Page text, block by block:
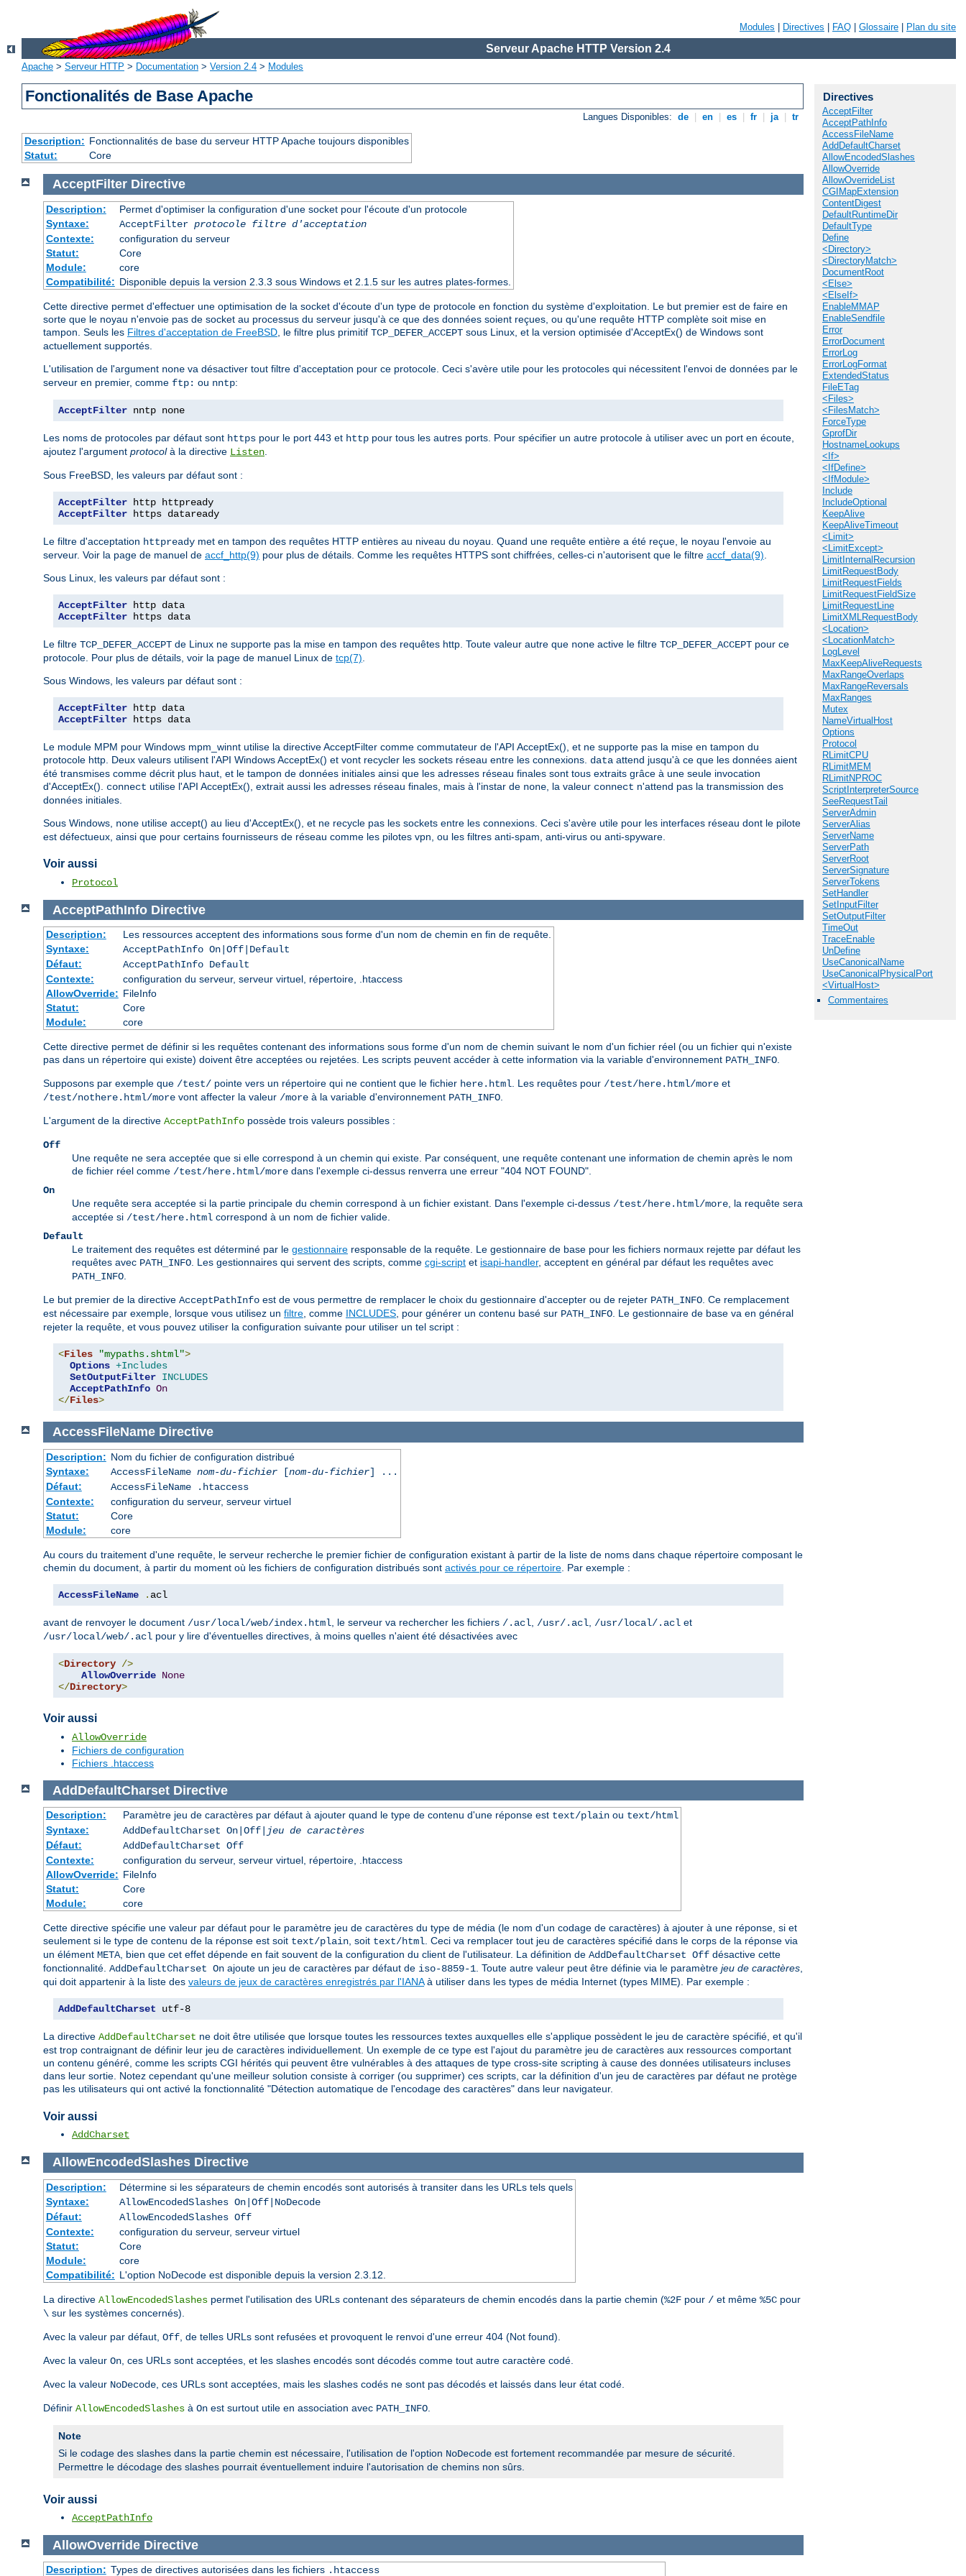
Modules Directives FAQ Glossaire Plan du site
Serveur Apache HTTP Version 2.4
Apache > Serveur HTTP > Documentation > Version 2.4 > Modules
Fonctionalités de Base Apache
Langues Disponibles: de en es fr ja tr
Description: Fonctionnalités de base du serveur HTTP Apache toujours disponibles
Statut:
Core
Directives
AcceptFilter
AcceptPathInfo
AccessFileName
AddDefaultCharset
AllowEncodedSlashes
AllowOverride
AllowOverrideList
CGIMapExtension
ContentDigest
DefaultRuntimeDir
DefaultType
Define
<Directory>
<DirectoryMatch>
DocumentRoot
<Else>
<ElseIf>
EnableMMAP
EnableSendfile
Error
ErrorDocument
ErrorLog
ErrorLogFormat
ExtendedStatus
FileETag
<Files>
<FilesMatch>
ForceType
GprofDir
HostnameLookups
<If>
<IfDefine>
<IfModule>
Include
IncludeOptional
KeepAlive
KeepAliveTimeout
<Limit>
<LimitExcept>
LimitInternalRecursion
LimitRequestBody
LimitRequestFields
LimitRequestFieldSize
LimitRequestLine
LimitXMLRequestBody
<Location>
<LocationMatch>
LogLevel
MaxKeepAliveRequests
MaxRangeOverlaps
MaxRangeReversals
MaxRanges
Mutex
NameVirtualHost
Options
Protocol
RLimitCPU
RLimitMEM
RLimitNPROC
ScriptInterpreterSource
SeeRequestTail
ServerAdmin
ServerAlias
ServerName
ServerPath
ServerRoot
ServerSignature
ServerTokens
SetHandler
SetInputFilter
SetOutputFilter
TimeOut
TraceEnable
UnDefine
UseCanonicalName
UseCanonicalPhysicalPort
<VirtualHost>
Commentaires
AcceptFilter Directive
Description:
Permet d'optimiser la configuration d'une socket pour l'écoute d'un protocole
Syntaxe:
AcceptFilter protocole filtre d'acceptation
Contexte:
configuration du serveur
Statut:
Core
Module:
core
Compatibilité: Disponible depuis la version 2.3.3 sous Windows et 2.1.5 sur les autres plates-formes.
Cette directive permet d'effectuer une optimisation de la socket d'écoute d'un type de protocole en fonction du système d'exploitation. Le but premier est de faire en
sorte que le noyau n'envoie pas de socket au processus du serveur jusqu'à ce que des données soient reçues, ou qu'une requête HTTP complète soit mise en
tampon. Seuls les Filtres d'acceptation de FreeBSD , le filtre plus primitif TCP_DEFER_ACCEPT sous Linux, et la version optimisée d'AcceptEx() de Windows sont
actuellement supportés.
L'utilisation de l'argument none va désactiver tout filtre d'acceptation pour ce protocole. Ceci s'avère utile pour les protocoles qui nécessitent l'envoi de données par le
serveur en premier, comme ftp: ou nntp:
AcceptFilter nntp none
Les noms de protocoles par défaut sont https pour le port 443 et http pour tous les autres ports. Pour spécifier un autre protocole à utiliser avec un port en écoute,
ajoutez l'argument protocolà la directive Listen
Sous FreeBSD, les valeurs par défaut sont :
AcceptFilter
AcceptFilter https dataready
Le filtre d'acceptation httpready met en tampon des requêtes HTTP entières au niveau du noyau. Quand une requête entière a été reçue, le noyau l'envoie au
serveur. Voir la page de manuel de accf_http(9) pour plus de détails. Comme les requêtes HTTPS sont chiffrées, celles-ci n'autorisent que le filtre accf_data(9)
Sous Linux, les valeurs par défaut sont :
AcceptFilter
AcceptFilter https data
Le filtre TCP_DEFER_ACCEPT de Linux ne supporte pas la mise en tampon des requêtes http. Toute valeur autre que none active le filtre TCP_DEFER_ACCEPT pour ce
protocole. Pour plus de détails, voir la page de manuel Linux de tcp(7)
Sous Windows, les valeurs par défaut sont :
AcceptFilter
AcceptFilter https data
Le module MPM pour Windows mpm_winnt utilise la directive AcceptFilter comme commutateur de l'API AcceptEx(), et ne supporte pas la mise en tampon du
protocole http. Deux valeurs utilisent l'API Windows AcceptEx() et vont recycler les sockets réseau entre les connexions. data attend jusqu'à ce que les données aient
été transmises comme décrit plus haut, et le tampon de données initiales ainsi que les adresses réseau finales sont tous extraits grâce à une seule invocation
d'AcceptEx(). connect utilise l'API AcceptEx(), extrait aussi les adresses réseau finales, mais à l'instar de none , la valeur connect n'attend pas la transmission des
données initiales.
Sous Windows, none utilise accept() au lieu d'AcceptEx(), et ne recycle pas les sockets entre les connexions. Ceci s'avère utile pour les interfaces réseau dont le pilote
est défectueux, ainsi que pour certains fournisseurs de réseau comme les pilotes vpn, ou les filtres anti-spam, anti-virus ou anti-spyware.
Voir aussi
Protocol
AcceptPathInfo Directive
Description:
Les ressources acceptent des informations sous forme d'un nom de chemin en fin de requête.
Syntaxe:
AcceptPathInfo On|Off|Default
Défaut:
AcceptPathInfo Default
Contexte:
configuration du serveur, serveur virtuel, répertoire, .htaccess
AllowOverride: FileInfo
Statut:
Core
Module:
core
Cette directive permet de définir si les requêtes contenant des informations sous forme d'un nom de chemin suivant le nom d'un fichier réel (ou un fichier qui n'existe
pas dans un répertoire qui existe) doivent être acceptées ou rejetées. Les scripts peuvent accéder à cette information via la variable d'environnement PATH_INFO.
Supposons par exemple que /test/ pointe vers un répertoire qui ne contient que le fichier here.html. Les requêtes pour /test/here.html/more et
/test/nothere.html/more vont affecter la valeur /more à la variable d'environnement PATH_INFO.
L'argument de la directive AcceptPathInfo possède trois valeurs possibles :
Off
Une requête ne sera acceptée que si elle correspond à un chemin qui existe. Par conséquent, une requête contenant une information de chemin après le nom
de fichier réel comme /test/here.html/more dans l'exemple ci-dessus renverra une erreur "404 NOT FOUND".
On
Une requête sera acceptée si la partie principale du chemin correspond à un fichier existant. Dans l'exemple ci-dessus /test/here.html/more, la requête sera
acceptée si /test/here.html correspond à un nom de fichier valide.
Default
Le traitement des requêtes est déterminé par le gestionnaire responsable de la requête. Le gestionnaire de base pour les fichiers normaux rejette par défaut les
requêtes avec PATH_INFO. Les gestionnaires qui servent des scripts, comme cgi-script et isapi-handler, acceptent en général par défaut les requêtes avec
PATH_INFO.
Le but premier de la directive AcceptPathInfo est de vous permettre de remplacer le choix du gestionnaire d'accepter ou de rejeter PATH_INFO. Ce remplacement
est nécessaire par exemple, lorsque vous utilisez un filtre, comme INCLUDES, pour générer un contenu basé sur PATH_INFO. Le gestionnaire de base va en général
rejeter la requête, et vous pouvez utiliser la configuration suivante pour utiliser un tel script :
<Files "mypaths.shtml">
Options +Includes
SetOutputFilter INCLUDES
AcceptPathInfo On
</Files>
AccessFileName Directive
Description: Nom du fichier de configuration distribué
Syntaxe:
AccessFileName nom-du-fichier[nom-du-fichier] ...
Défaut:
AccessFileName .htaccess
Contexte:
configuration du serveur, serveur virtuel
Statut:
Core
Module:
core
Au cours du traitement d'une requête, le serveur recherche le premier fichier de configuration existant à partir de la liste de noms dans chaque répertoire composant le
chemin du document, à partir du moment où les fichiers de configuration distribués sont activés pour ce répertoire . Par exemple :
AccessFileName . acl
avant de renvoyer le document /usr/local/web/index.html , le serveur va rechercher les fichiers /.acl /usr/.acl /usr/local/.acl et
/usr/local/web/.acl pour y lire d'éventuelles directives, à moins quelles n'aient été désactivées avec
<Directory />
AllowOverride None
</Directory>
Voir aussi
AllowOverride
Fichiers de configuration
Fichiers .htaccess
AddDefaultCharset Directive
Description: Paramètre jeu de caractères par défaut à ajouter quand le type de contenu d'une réponse est text/plainou text/html
Syntaxe:
AddDefaultCharset On|Off|
jeu de caractères
Défaut:
AddDefaultCharset Off
Contexte:
configuration du serveur, serveur virtuel, répertoire, .htaccess
AllowOverride: FileInfo
Statut:
Core
Module:
core
Cette directive spécifie une valeur par défaut pour le paramètre jeu de caractères du type de média (le nom d'un codage de caractères) à ajouter à une réponse, si et
seulement si le type de contenu de la réponse est soit text/plain, soit text/html. Ceci va remplacer tout jeu de caractères spécifié dans le corps de la réponse via
un élément META, bien que cet effet dépende en fait souvent de la configuration du client de l'utilisateur. La définition de AddDefaultCharset Off désactive cette
fonctionnalité. AddDefaultCharset On ajoute un jeu de caractères par défaut de iso-8859-1. Toute autre valeur peut être définie via le paramètre jeu de caractères,
qui doit appartenir à la liste des valeurs de jeux de caractères enregistrés par l'IANAà utiliser dans les types de média Internet (types MIME). Par exemple :
AddDefaultCharset utf-8
La directive AddDefaultCharset ne doit être utilisée que lorsque toutes les ressources textes auxquelles elle s'applique possèdent le jeu de caractère spécifié, et qu'il
est trop contraignant de définir leur jeu de caractères individuellement. Un exemple de ce type est l'ajout du paramètre jeu de caractères aux ressources comportant
un contenu généré, comme les scripts CGI hérités qui peuvent être vulnérables à des attaques de type cross-site scripting à cause des données utilisateurs incluses
dans leur sortie. Notez cependant qu'une meilleur solution consiste à corriger (ou supprimer) ces scripts, car la définition d'un jeu de caractères par défaut ne protège
pas les utilisateurs qui ont activé la fonctionnalité "Détection automatique de l'encodage des caractères" dans leur navigateur.
Voir aussi
AddCharset
AllowEncodedSlashes Directive
Description:
Détermine si les séparateurs de chemin encodés sont autorisés à transiter dans les URLs tels quels
Syntaxe:
AllowEncodedSlashes On|Off|NoDecode
Défaut:
AllowEncodedSlashes Off
Contexte:
configuration du serveur, serveur virtuel
Statut:
Core
Module:
core
Compatibilité: L'option NoDecode est disponible depuis la version 2.3.12.
La directive AllowEncodedSlashes permet l'utilisation des URLs contenant des séparateurs de chemin encodés dans la partie chemin (%2F pour / et même %5C pour
\ sur les systèmes concernés).
Avec la valeur par défaut, Off , de telles URLs sont refusées et provoquent le renvoi d'une erreur 404 (Not found).
Avec la valeur On , ces URLs sont acceptées, et les slashes encodés sont décodés comme tout autre caractère codé.
Avec la valeur NoDecode , ces URLs sont acceptées, mais les slashes codés ne sont pas décodés et laissés dans leur état codé.
Définir AllowEncodedSlashes à On est surtout utile en association avec PATH_INFO
Note
Si le codage des slashes dans la partie chemin est nécessaire, l'utilisation de l'option NoDecode est fortement recommandée par mesure de sécurité.
Permettre le décodage des slashes pourrait éventuellement induire l'autorisation de chemins non sûrs.
Voir aussi
AcceptPathInfo
AllowOverride Directive
Description: Types de directives autorisées dans les fichiers .htaccess